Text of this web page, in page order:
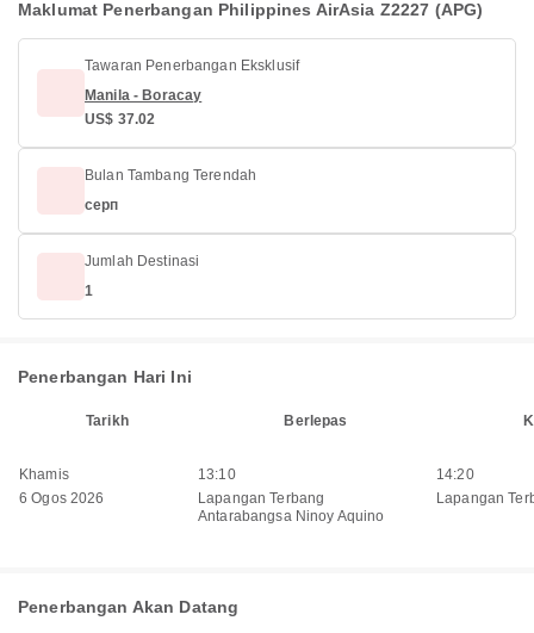
Maklumat Penerbangan Philippines AirAsia Z2227 (APG)
Tawaran Penerbangan Eksklusif
Manila - Boracay
US$ 37.02
Bulan Tambang Terendah
серп
Jumlah Destinasi
1
Penerbangan Hari Ini
Tarikh Berlepas
Khamis
6 Ogos 2026
13:10
Lapangan Terbang
Antarabangsa Ninoy Aquino
14:20
Lapangan
Penerbangan Akan Datang